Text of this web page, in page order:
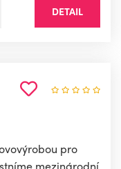
DETAIL
pro